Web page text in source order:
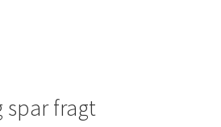
fragt